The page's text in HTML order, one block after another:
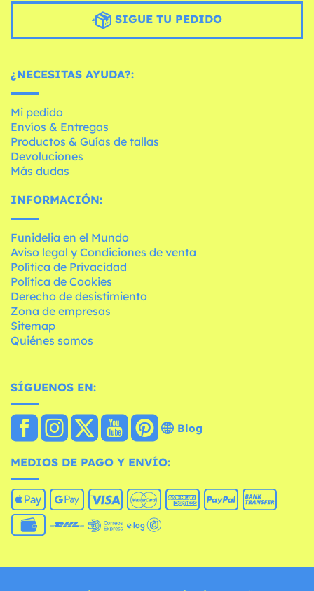
SIGUE TU PEDIDO
¿NECESITAS AYUDA?:
Mi pedido
Envíos & Entregas
Productos & Guías de tallas
Devoluciones
Más dudas
INFORMACIÓN:
Funidelia en el Mundo
Aviso legal y Condiciones de venta
Política de Privacidad
Política de Cookies
Derecho de desistimiento
Zona de empresas
Sitemap
Quiénes somos
SÍGUENOS EN:
Blog
MEDIOS DE PAGO Y ENVÍO: